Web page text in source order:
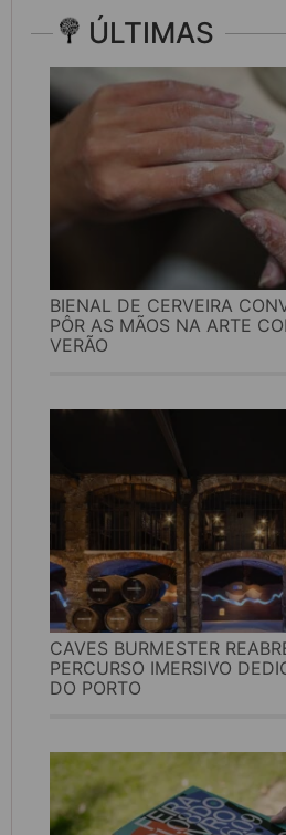
ÚLTIMAS
BIENAL DE CERVEIRA
PÔR AS MÃOS NA ARTE
VERÃO
CAVES BURMESTER
PERCURSO IMERSIVO
DO PORTO